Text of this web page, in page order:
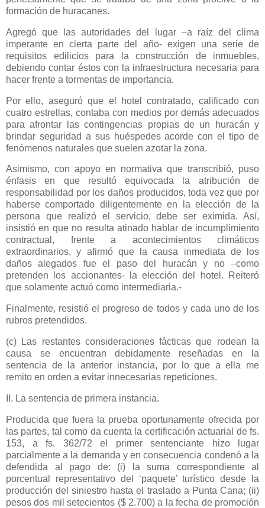
formación de huracanes.
Agregó que las autoridades del lugar –a raíz del clima
imperante en cierta parte del año- exigen una serie de
requisitos edilicios para la construcción de inmuebles,
debiendo contar éstos con la infraestructura necesaria para
hacer frente a tormentas de importancia.
Por ello, aseguró que el hotel contratado, calificado con
cuatro estrellas, contaba con medios por demás adecuados
para afrontar las contingencias propias de un huracán y
brindar seguridad a sus huéspedes acorde con el tipo de
fenómenos naturales que suelen azotar la zona.
Asimismo, con apoyo en normativa que transcribió, puso
énfasis en que resultó equivocada la atribución de
responsabilidad por los daños producidos, toda vez que por
haberse comportado diligentemente en la elección de la
persona que realizó el servicio, debe ser eximida. Así,
insistió en que no resulta atinado hablar de incumplimiento
contractual, frente a acontecimientos climáticos
extraordinarios, y afirmó que la causa inmediata de los
daños alegados fue el paso del huracán y no –como
pretenden los accionantes- la elección del hotel. Reiteró
que solamente actuó como intermediaria.-
Finalmente, resistió el progreso de todos y cada uno de los
rubros pretendidos.
(c) Las restantes consideraciones fácticas que rodean la
causa se encuentran debidamente reseñadas en la
sentencia de la anterior instancia, por lo que a ella me
remito en orden a evitar innecesarias repeticiones.
II. La sentencia de primera instancia.
Producida que fuera la prueba oportunamente ofrecida por
las partes, tal como da cuenta la certificación actuarial de fs.
153, a fs. 362/72 el primer sentenciante hizo lugar
parcialmente a la demanda y en consecuencia condenó a la
defendida al pago de: (i) la suma correspondiente al
porcentual representativo del ‘paquete’ turístico desde la
producción del siniestro hasta el traslado a Punta Cana; (ii)
pesos dos mil setecientos ($ 2.700) a la fecha de promoción